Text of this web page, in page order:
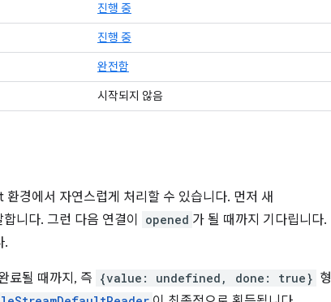
진행 중
진행 중
완전함
시작되지 않음
경에서 자연스럽게 처리할 수 있습니다. 먼저 새
니다. 그런 다음 연결이 opened 가 될 때까지 기다립니다.
.
료될 때까지, 즉 {value: undefined, done: true} 형